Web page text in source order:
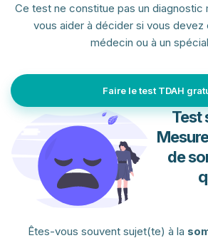
Ce test ne constitue pas un diagnostic
vous aider à décider si vous devez
médecin ou à un
Faire le test TDAH
Test
de
Êtes-vous souvent sujet(te) à la